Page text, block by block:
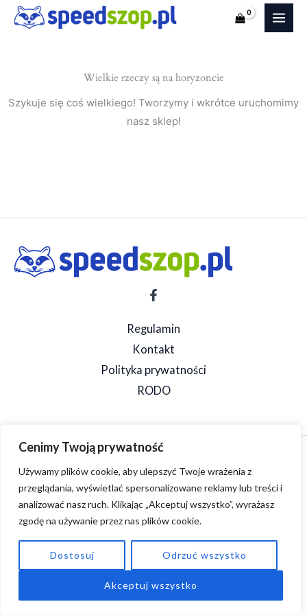
Cenimy Twoją prywatność
Używamy plików cookie, aby ulepszyć Twoje wrażenia z
przeglądania, wyświetlać spersonalizowane reklamy lub treści i
analizować nasz ruch. Klikając „Akceptuj wszystko”, wyrażasz
zgodę na używanie przez nas plików cookie.
Dostosuj Odrzuć wszystko
Akceptuj wszystko
Przejdź
Wielkie rzeczy są na horyzoncie
Szykuje się coś wielkiego! Tworzymy i wkrótce uruchomimy
nasz sklep!
Regulamin
Kontakt
Polityka prywatności
RODO
Sportage
II
na